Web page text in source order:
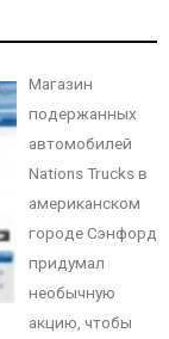
Магазин
подержанных
автомобилей
Nations Trucks в
американском
городе Сэнфорд
придумал
необычную
акцию, чтобы